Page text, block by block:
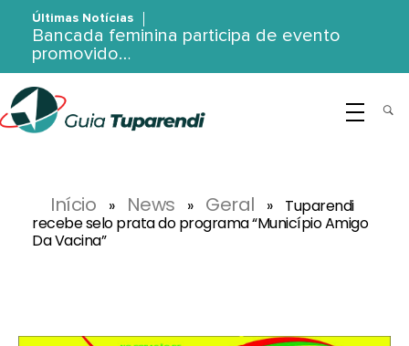
Últimas Notícias
Bancada feminina participa de evento
promovido…
Início » News » Geral »
Tuparendi
recebe selo prata do programa “Município Amigo
Da Vacina”